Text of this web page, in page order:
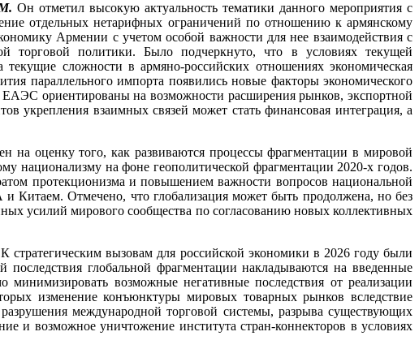
Он отметил высокую актуальность тематики данного мероприятия с
отдельных нетарифных ограничений по отношению к армянскому
Армении с учетом особой важности для нее взаимодействия с
торговой политики. Было подчеркнуто, что в условиях текущей
сложности в армяно-российских отношениях экономическая
параллельного импорта появились новые факторы экономического
ЕАЭС ориентированы на возможности расширения рынков, экспортной
укрепления взаимных связей может стать финансовая интеграция, а
на оценку того, как развиваются процессы фрагментации в мировой
национализму на фоне геополитической фрагментации 2020-х годов.
протекционизма и повышением важности вопросов национальной
Китаем. Отмечено, что глобализация может быть продолжена, но без
усилий мирового сообщества по согласованию новых коллективных
вызовам для российской экономики в 2026 году были
глобальной фрагментации накладываются на введенные
возможные негативные последствия от реализации
изменение конъюнктуры мировых товарных рынков вследствие
международной торговой системы, разрыва существующих
и возможное уничтожение института стран-коннекторов в условиях